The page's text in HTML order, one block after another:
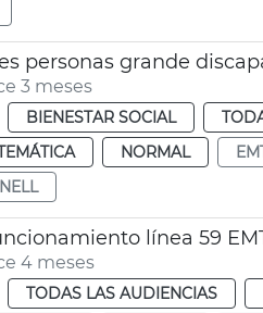
personas grande
3 meses
BIENESTAR SOCIAL
NORMAL
línea 59
4 meses
TODAS LAS AUDIENCIAS